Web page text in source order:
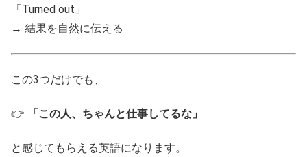
「Turned out」
→ 結果を自然に伝える
この3つだけでも、
👉 「この人、ちゃんと仕事してるな」
と感じてもらえる英語になります。